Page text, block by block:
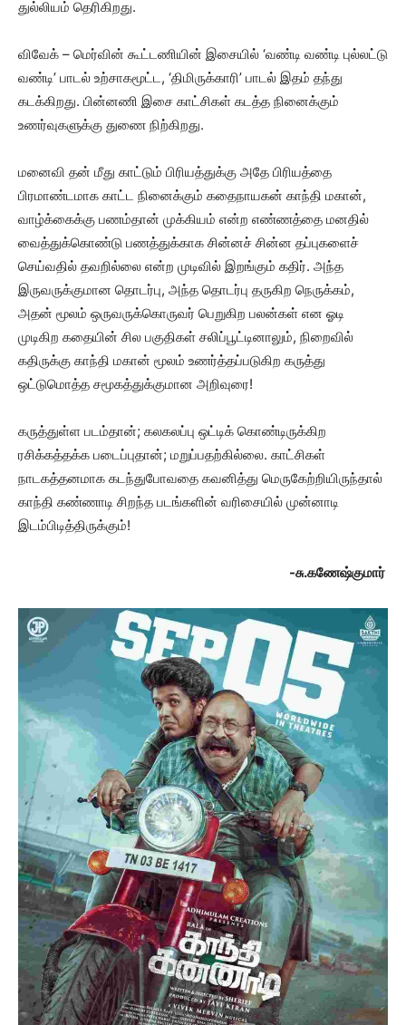
துல்லியம் தெரிகிறது.
விவேக் – மெர்வின் கூட்டணியின் இசையில் ‘வண்டி வண்டி புல்லட்டு
வண்டி’ பாடல் உற்சாகமூட்ட, ‘திமிருக்காரி’ பாடல் இதம் தந்து
கடக்கிறது. பின்னணி இசை காட்சிகள் கடத்த நினைக்கும்
உணர்வுகளுக்கு துணை நிற்கிறது.
மனைவி தன் மீது காட்டும் பிரியத்துக்கு அதே பிரியத்தை
பிரமாண்டமாக காட்ட நினைக்கும் கதைநாயகன் காந்தி மகான்,
வாழ்க்கைக்கு பணம்தான் முக்கியம் என்ற எண்ணத்தை மனதில்
வைத்துக்கொண்டு பணத்துக்காக சின்னச் சின்ன தப்புகளைச்
செய்வதில் தவறில்லை என்ற முடிவில் இறங்கும் கதிர். அந்த
இருவருக்குமான தொடர்பு, அந்த தொடர்பு தருகிற நெருக்கம்,
அதன் மூலம் ஒருவருக்கொருவர் பெறுகிற பலன்கள் என ஓடி
முடிகிற கதையின் சில பகுதிகள் சலிப்பூட்டினாலும், நிறைவில்
கதிருக்கு காந்தி மகான் மூலம் உணர்த்தப்படுகிற கருத்து
ஒட்டுமொத்த சமூகத்துக்குமான அறிவுரை!
கருத்துள்ள படம்தான்; கலகலப்பு ஒட்டிக் கொண்டிருக்கிற
ரசிக்கத்தக்க படைப்புதான்; மறுப்பதற்கில்லை. காட்சிகள்
நாடகத்தனமாக கடந்துபோவதை கவனித்து மெருகேற்றியிருந்தால்
காந்தி கண்ணாடி சிறந்த படங்களின் வரிசையில் முன்னாடி
இடம்பிடித்திருக்கும்!
-சு.கணேஷ்குமார்